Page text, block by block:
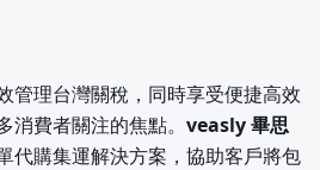
管理台灣關稅，同時享受便捷高效
費者關注的焦點。 veasly 畢思
代購集運解決方案，協助客戶將包